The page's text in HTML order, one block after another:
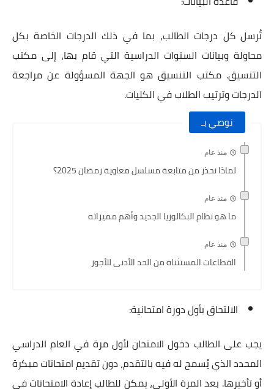
تُرسل كل درجات الطالب، بما في ذلك الدرجات الخاصة بكل
محاولة وبيانات السنوات الدراسية التي قام بها، إلى مكتب
التنسيق. مكتب التنسيق هو الجهة المسؤولة عن مراجعة
الدرجات وترتيب الطلاب في الكليات.
نوصي بـ
منذ عام
لماذا نحذر من متابعة مسلسل معاوية رمضان 2025؟
منذ عام
ما هو نظام البكالوريا الجديد وأهم مميزاته
منذ عام
القطاعات المستثناة من الحد الأدنى للأجور
الالتحاق بأول دورة امتحانية:
يجب على الطالب دخول الامتحان لأول مرة في العام الدراسي
المحدد الذي يُسمح له فيه بالتقدم، دون تقديم امتحانات مبكرة
أو تأخيرها. بعد المرة الأولى، يمكن للطالب إعادة الامتحانات في